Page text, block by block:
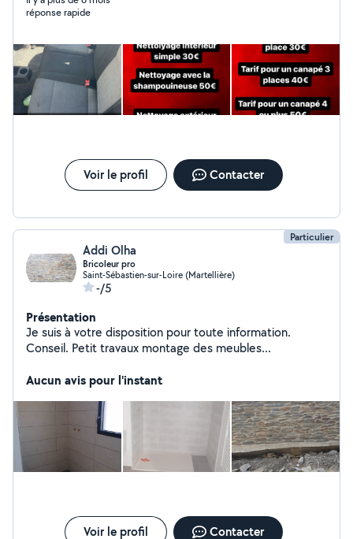
réponse rapide
Voir le profil Contacter
Particulier
Addi Olha
Bricoleur pro
Saint-Sébastien-sur-Loire (Martellière)
-/5
Présentation
Je suis à votre disposition pour toute information.
Conseil. Petit travaux montage des meubles...
Aucun avis pour l'instant
Voir le profil Contacter